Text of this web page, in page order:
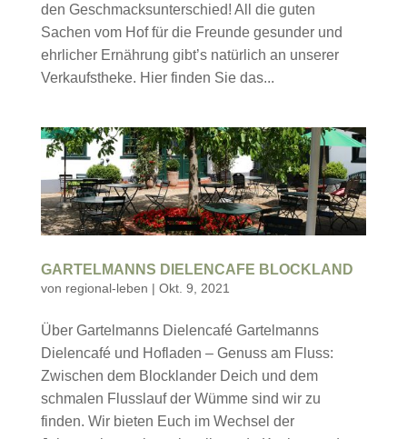
den Geschmacksunterschied! All die guten
Sachen vom Hof für die Freunde gesunder und
ehrlicher Ernährung gibt’s natürlich an unserer
Verkaufstheke. Hier finden Sie das...
GARTELMANNS DIELENCAFE BLOCKLAND
von regional-leben | Okt. 9, 2021
Über Gartelmanns Dielencafé Gartelmanns
Dielencafé und Hofladen – Genuss am Fluss:
Zwischen dem Blocklander Deich und dem
schmalen Flusslauf der Wümme sind wir zu
finden. Wir bieten Euch im Wechsel der